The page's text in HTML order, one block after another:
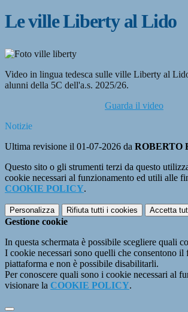
Le ville Liberty al Lido
Video in lingua tedesca sulle ville Liberty al
alunni della 5C dell'a.s. 2025/26.
Guarda il video
Notizie
Ultima revisione il 01-07-2026 da ROBERTO
Questo sito o gli strumenti terzi da questo
cookie necessari al funzionamento ed utili alle
COOKIE POLICY.
Personalizza Rifiuta tutti i cookies Accetta
Gestione cookie
In questa schermata è possibile scegliere quali
I cookie necessari sono quelli che consentono il
piattaforma e non è possibile disabilitarli.
Per conoscere quali sono i cookie necessari al
visionare la COOKIE POLICY.